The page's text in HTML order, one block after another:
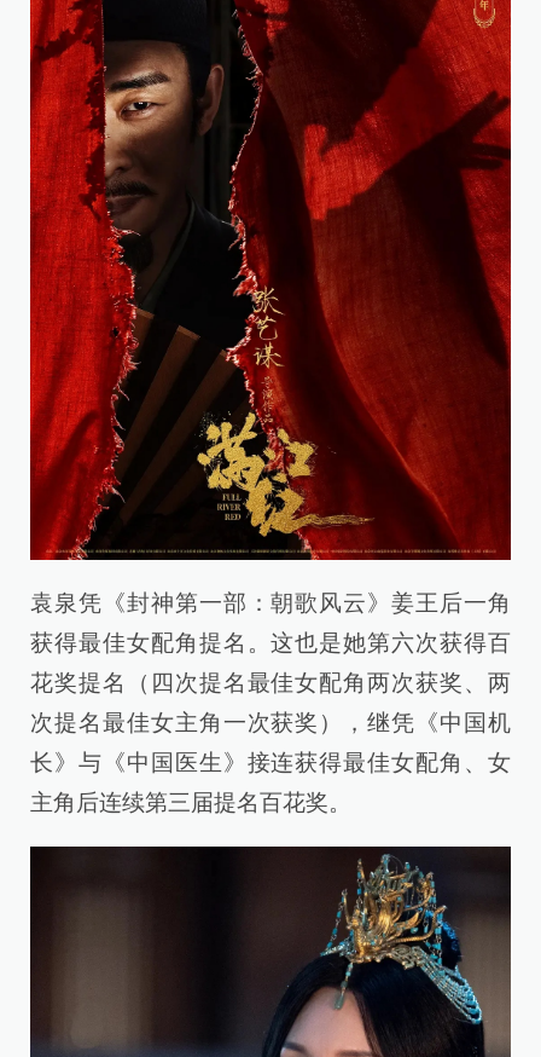
袁泉凭《封神第一部：朝歌风云》姜王后一角
获得最佳女配角提名。这也是她第六次获得百
花奖提名（四次提名最佳女配角两次获奖、两
次提名最佳女主角一次获奖），继凭《中国机
长》与《中国医生》接连获得最佳女配角、女
主角后连续第三届提名百花奖。